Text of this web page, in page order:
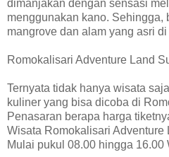
dimanjakan dengan sensasi
menggunakan kano. Sehingga,
mangrove dan alam yang asri
Romokalisari Adventure Land
Ternyata tidak hanya wisata
kuliner yang bisa dicoba di
Penasaran berapa harga
Wisata Romokalisari Adventure
Mulai pukul 08.00 hingga 16.00